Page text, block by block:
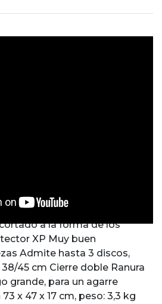
a la forma de los
XP Muy buen
Admite hasta 3 discos,
45 cm Cierre doble Ranura
grande, para un agarre
x 47 x 17 cm, peso: 3,3 kg